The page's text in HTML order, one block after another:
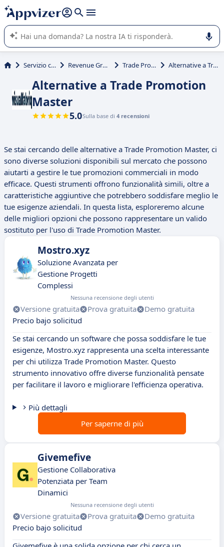
righe con
shift + enter
L'IA di Appvizer vi guida nell'utilizzo o nella scelta di un
software SaaS per la vostra azienda.
Servizio clienti e vendite Revenue Growth Management Trade Promotion Master Alternative a Trade Promotion Master
Alternative a Trade Promotion
Master
5.0Sulla base di 4 recensioni
Se stai cercando delle alternative a Trade Promotion Master, ci
sono diverse soluzioni disponibili sul mercato che possono
aiutarti a gestire le tue promozioni commerciali in modo
efficace. Questi strumenti offrono funzionalità simili, oltre a
caratteristiche aggiuntive che potrebbero soddisfare meglio le
tue esigenze aziendali. In questa lista, esploreremo alcune
delle migliori opzioni che possono rappresentare un valido
sostituto per l'uso di Trade Promotion Master.
Mostro.xyz
Soluzione Avanzata per
Gestione Progetti
Complessi
Nessuna recensione degli utenti
Versione gratuita Prova gratuita
Demo gratuita
Precio bajo solicitud
Se stai cercando un software che possa soddisfare le tue
esigenze, Mostro.xyz rappresenta una scelta interessante
per chi utilizza Trade Promotion Master. Questo
strumento innovativo offre diverse funzionalità pensate
per facilitare il lavoro e migliorare l'efficienza operativa.
Più dettagli
Per saperne di più
Givemefive
Gestione Collaborativa
Potenziata per Team
Dinamici
Nessuna recensione degli utenti
Versione gratuita Prova gratuita
Demo gratuita
Precio bajo solicitud